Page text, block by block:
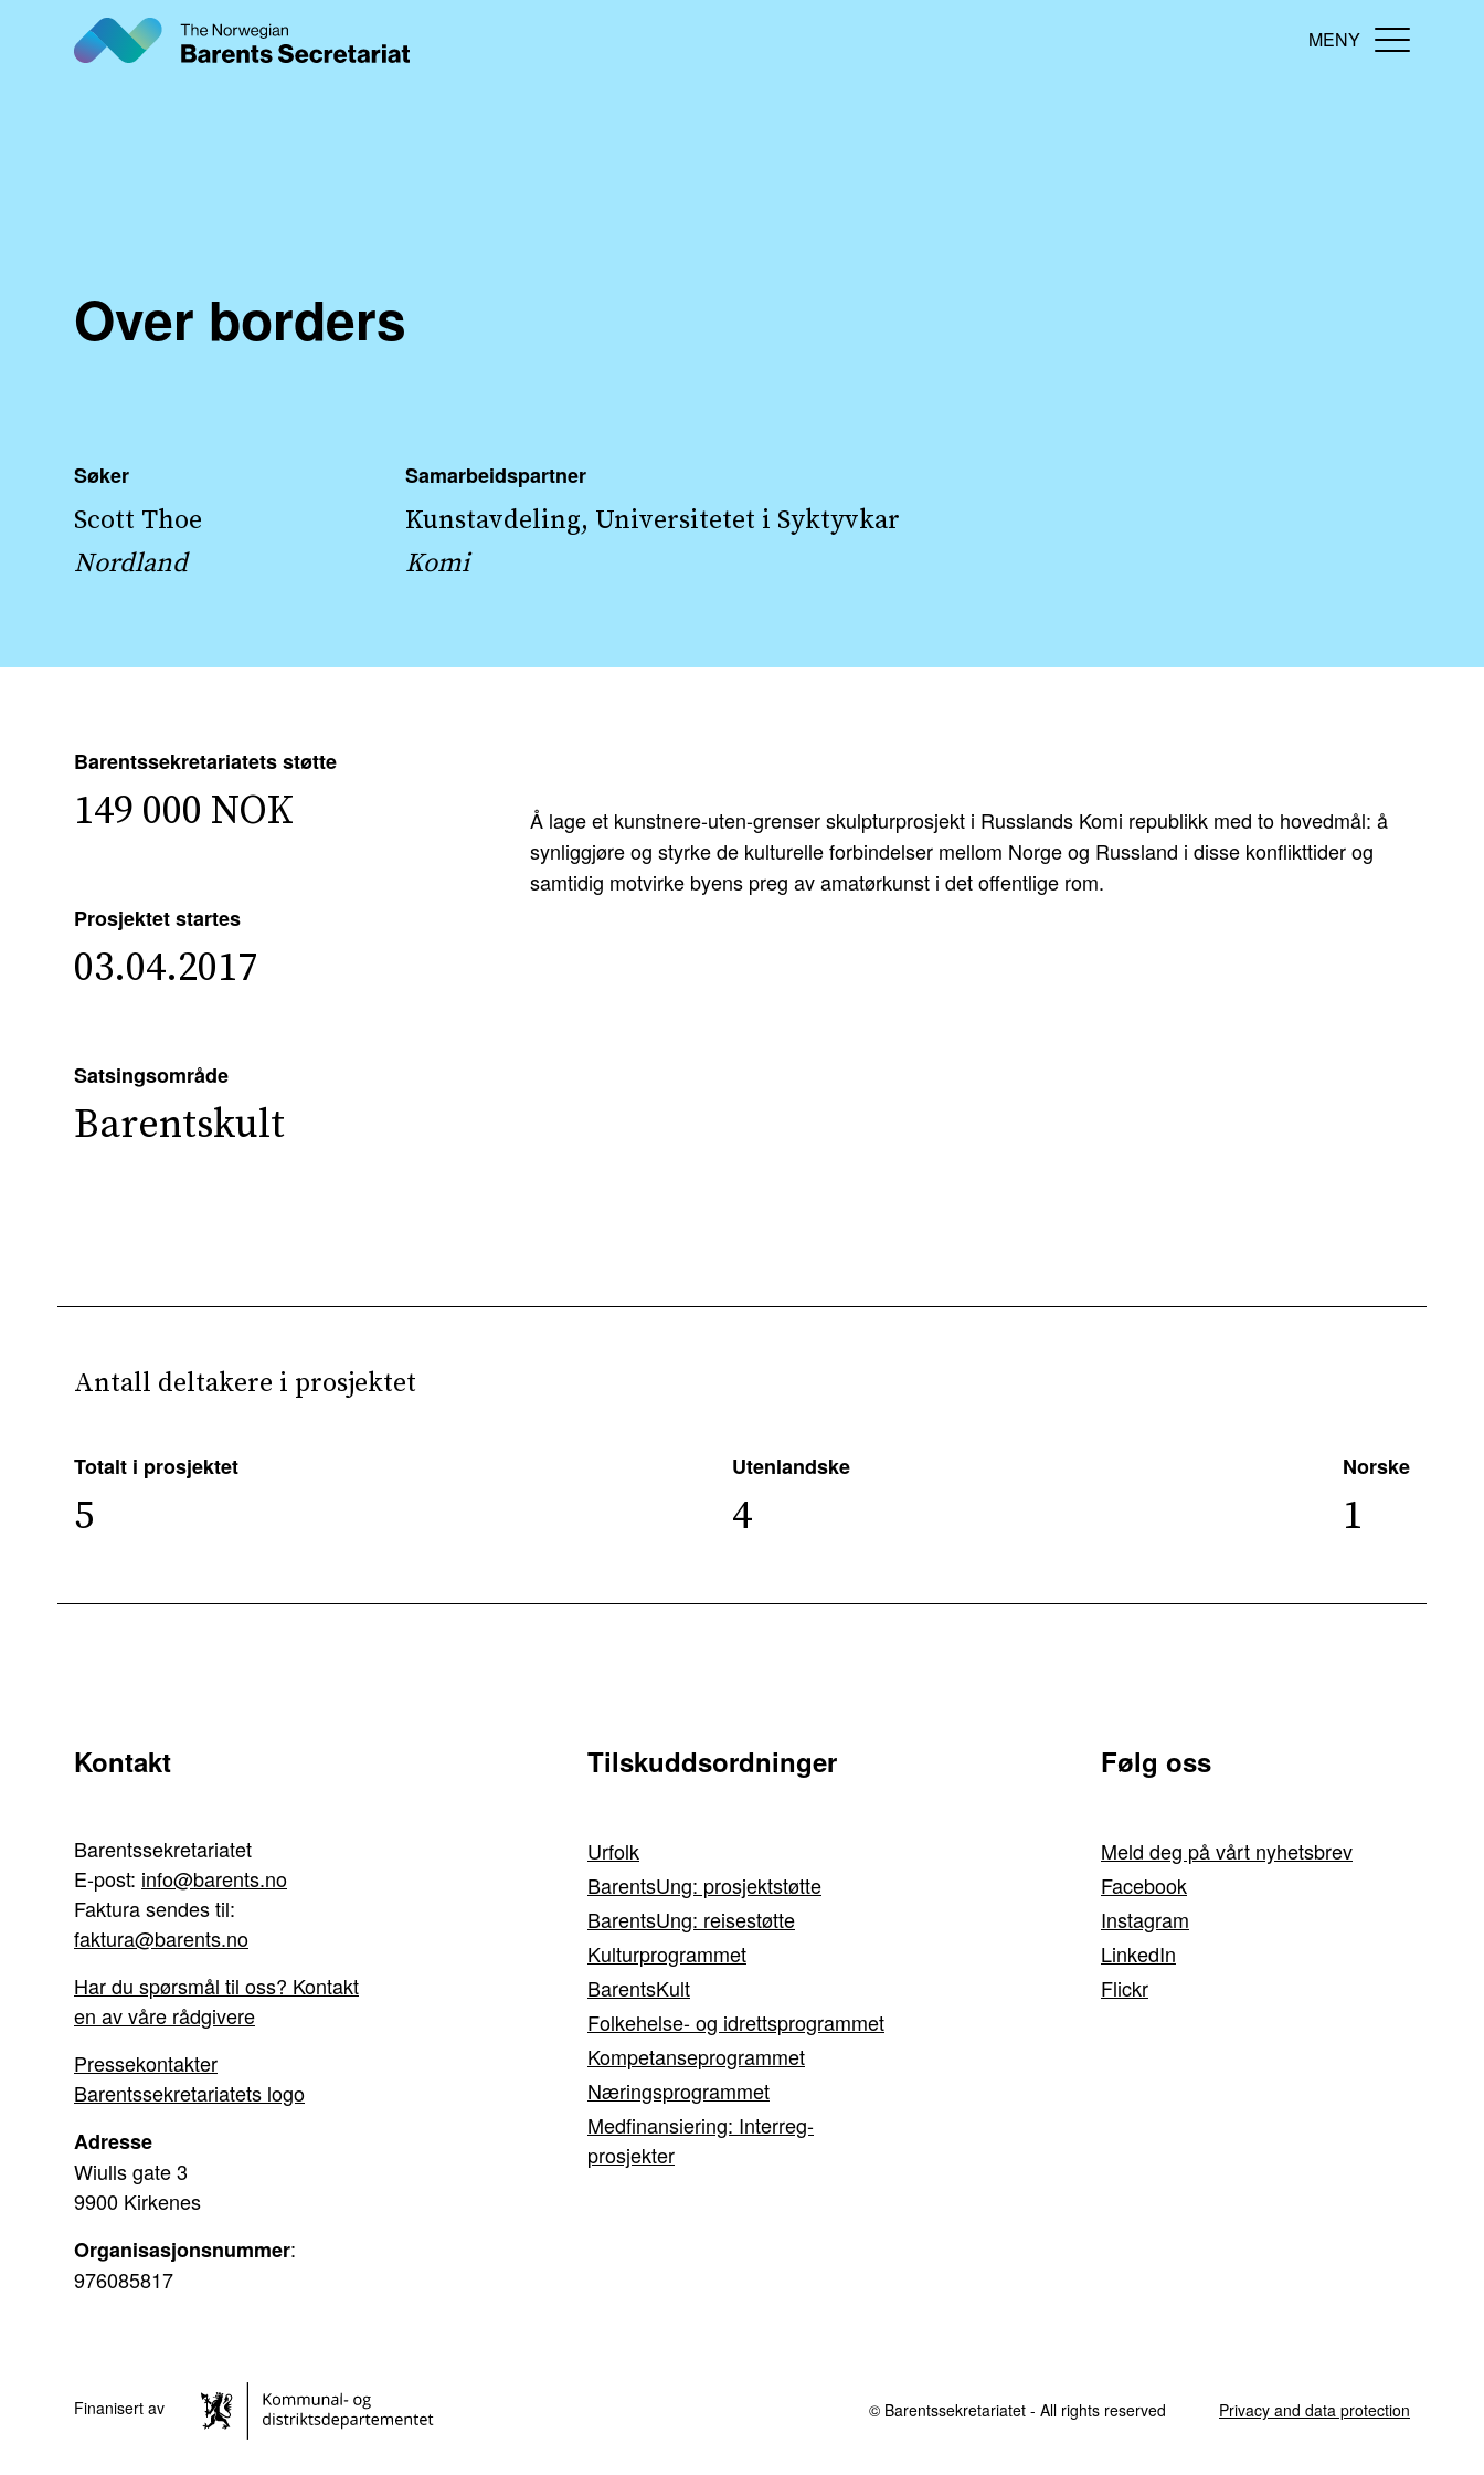
hovedinnhold
MENY Toggle
Over borders
Søker
Scott Thoe
Nordland
Samarbeidspartner
Kunstavdeling, Universitetet i Syktyvkar
Komi
Barentssekretariatets støtte
149 000 NOK
Prosjektet startes
03.04.2017
Satsingsområde
Barentskult
Å lage et kunstnere-uten-grenser skulpturprosjekt i Russlands Komi republikk med to hovedmål: å
synliggjøre og styrke de kulturelle forbindelser mellom Norge og Russland i disse konflikttider og
samtidig motvirke byens preg av amatørkunst i det offentlige rom.
Antall deltakere i prosjektet
Totalt i prosjektet
5
Utenlandske
4
Norske
1
Kontakt
Barentssekretariatet
E-post: info@barents.no
Faktura sendes til:
faktura@barents.no
Har du spørsmål til oss? Kontakt
en av våre rådgivere
Pressekontakter
Barentssekretariatets logo
Adresse
Wiulls gate 3
9900 Kirkenes
Organisasjonsnummer:
976085817
Tilskuddsordninger
Urfolk
BarentsUng: prosjektstøtte
BarentsUng: reisestøtte
Kulturprogrammet
BarentsKult
Folkehelse- og idrettsprogrammet
Kompetanseprogrammet
Næringsprogrammet
Medfinansiering: Interreg-
prosjekter
Følg oss
Meld deg på vårt nyhetsbrev
Facebook
Instagram
LinkedIn
Flickr
Finanisert av © Barentssekretariatet - All rights reserved Privacy and data protection